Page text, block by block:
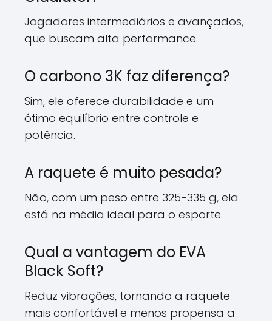
Jogadores intermediários e avançados,
que buscam alta performance.
O carbono 3K faz diferença?
Sim, ele oferece durabilidade e um
ótimo equilíbrio entre controle e
potência.
A raquete é muito pesada?
Não, com um peso entre 325-335 g, ela
está na média ideal para o esporte.
Qual a vantagem do EVA
Black Soft?
Reduz vibrações, tornando a raquete
mais confortável e menos propensa a